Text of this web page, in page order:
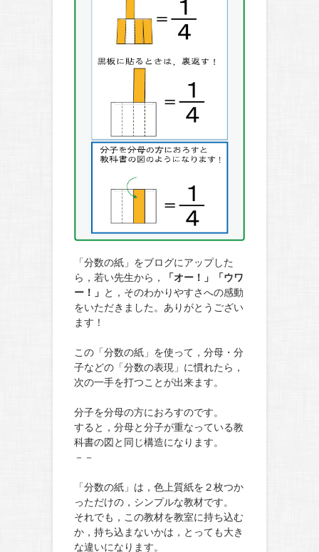
「分数の紙」をブログにアップした
ら，若い先生から，
「オー！」「ウワ
ー！」 と，そのわかりやすさへの感動
をいただきました。ありがとうござい
ます！
この「分数の紙」を使って，分母・分
子などの「分数の表現」に慣れたら，
次の一手を打つことが出来ます。
分子を分母の方におろすのです。
すると，分母と分子が重なっている教
科書の図と同じ構造になります。
－－
「分数の紙」は，色上質紙を２枚つか
っただけの，シンプルな教材です。
それでも，この教材を教室に持ち込む
か，持ち込まないかは，とっても大き
な違いになります。